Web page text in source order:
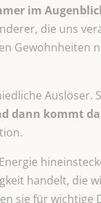
im
die uns
Gewohnheiten
dann kommt
handelt, die
sie für wichtige